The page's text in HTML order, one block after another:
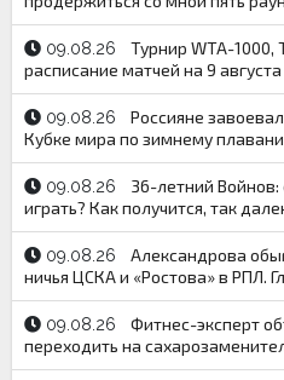
09.08.26
Турнир WTA-1000,
расписание матчей на 9 августа
09.08.26
Россияне
Кубке мира по зимнему
09.08.26
36-летний
играть? Как получится, так
09.08.26
Александрова
ничья ЦСКА и «Ростова» в РПЛ.
09.08.26
Фитнес-эксперт
переходить на